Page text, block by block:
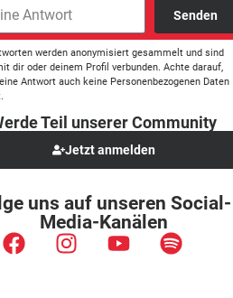
Senden
werden anonymisiert gesammelt und sind
dir oder deinem Profil verbunden. Achte darauf,
Antwort auch keine Personenbezogenen Daten
Teil unsererCommunity
Jetzt anmelden
uns auf unserenSocial-
Media-Kanälen